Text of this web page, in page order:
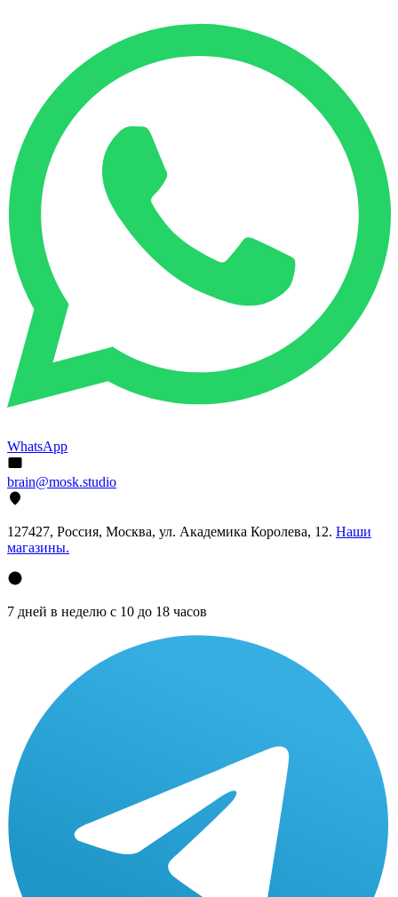
WhatsApp
brain@mosk.studio
127427, Россия, Москва, ул. Академика Королева, 12. Наши
магазины.
7 дней в неделю с 10 до 18 часов